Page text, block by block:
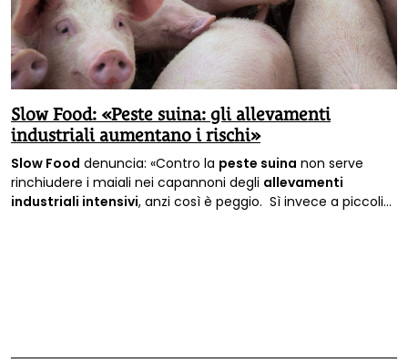
Slow Food: «Peste suina: gli allevamenti
industriali aumentano i rischi»
Slow Food denuncia: «Contro la peste suina non serve
rinchiudere i maiali nei capannoni degli allevamenti
industriali intensivi, anzi così è peggio. Sì invece a piccoli